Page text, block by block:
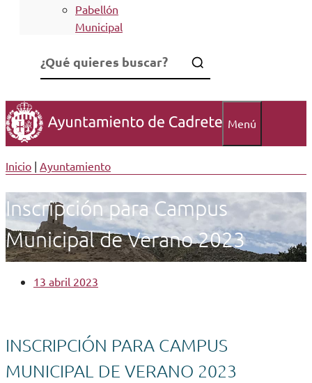
Pabellón
Municipal
Menú
Inicio | Ayuntamiento
Inscripción para Campus
Municipal de Verano 2023
13 abril 2023
INSCRIPCIÓN PARA CAMPUS
MUNICIPAL DE VERANO 2023